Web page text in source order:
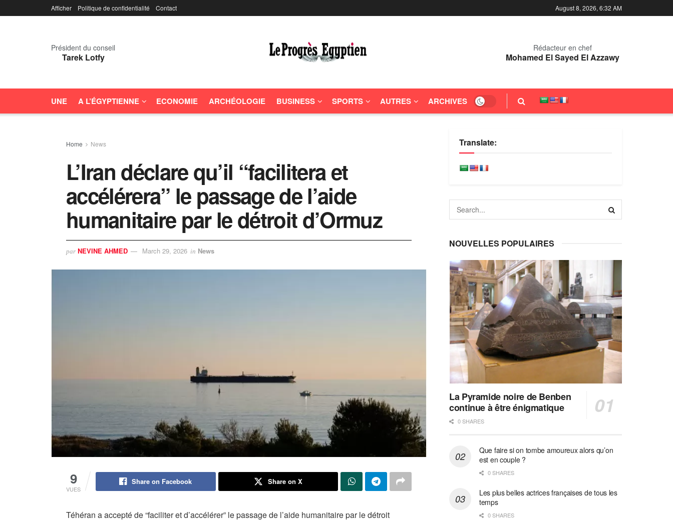
Afficher Politique de confidentialité Contact August 8, 2026, 6:32 AM
Président du conseil
Tarek Lotfy
Rédacteur en chef
Mohamed El Sayed El Azzawy
UNE A L’ÉGYPTIENNE ECONOMIE ARCHÉOLOGIE BUSINESS SPORTS AUTRES ARCHIVES
Home News
L’Iran déclare qu’il “facilitera et
accélérera” le passage de l’aide
humanitaire par le détroit d’Ormuz
par NEVINE AHMED March 29, 2026 in News
9
VUES
Share on Facebook Share on X
Téhéran a accepté de “faciliter et d’accélérer” le passage de l’aide humanitaire par le détroit
Translate:
NOUVELLES POPULAIRES
La Pyramide noire de Benben
continue à être énigmatique
0 SHARES
Que faire si on tombe amoureux alors qu’on
est en couple ?
0 SHARES
Les plus belles actrices françaises de tous les
temps
0 SHARES